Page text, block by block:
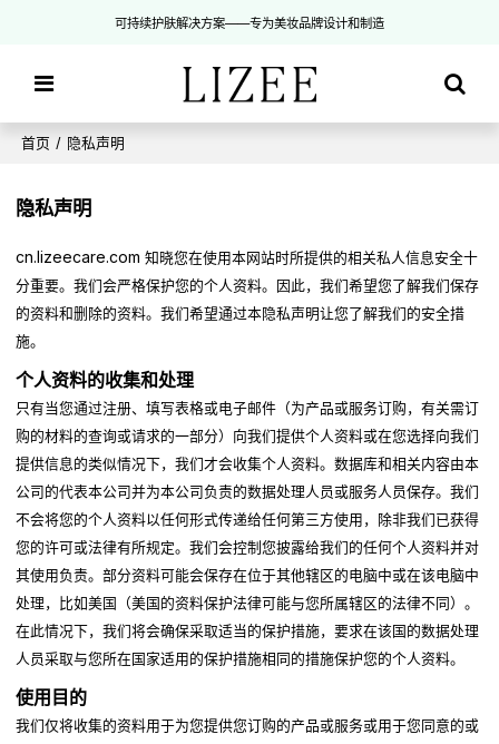
可持续护肤解决方案——专为美妆品牌设计和制造
首页 / 隐私声明
隐私声明
cn.lizeecare.com 知晓您在使用本网站时所提供的相关私人信息安全十
分重要。我们会严格保护您的个人资料。因此，我们希望您了解我们保存
的资料和删除的资料。我们希望通过本隐私声明让您了解我们的安全措
施。
个人资料的收集和处理
只有当您通过注册、填写表格或电子邮件（为产品或服务订购，有关需订
购的材料的查询或请求的一部分）向我们提供个人资料或在您选择向我们
提供信息的类似情况下，我们才会收集个人资料。数据库和相关内容由本
公司的代表本公司并为本公司负责的数据处理人员或服务人员保存。我们
不会将您的个人资料以任何形式传递给任何第三方使用，除非我们已获得
您的许可或法律有所规定。我们会控制您披露给我们的任何个人资料并对
其使用负责。部分资料可能会保存在位于其他辖区的电脑中或在该电脑中
处理，比如美国（美国的资料保护法律可能与您所属辖区的法律不同）。
在此情况下，我们将会确保采取适当的保护措施，要求在该国的数据处理
人员采取与您所在国家适用的保护措施相同的措施保护您的个人资料。
使用目的
我们仅将收集的资料用于为您提供您订购的产品或服务或用于您同意的或